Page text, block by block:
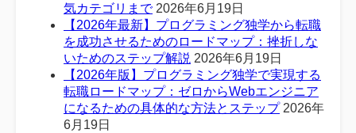
気カテゴリまで 2026年6月19日
【2026年最新】プログラミング独学から転職
を成功させるためのロードマップ：挫折しな
いためのステップ解説 2026年6月19日
【2026年版】プログラミング独学で実現する
転職ロードマップ：ゼロからWebエンジニア
になるための具体的な方法とステップ 2026年
6月19日